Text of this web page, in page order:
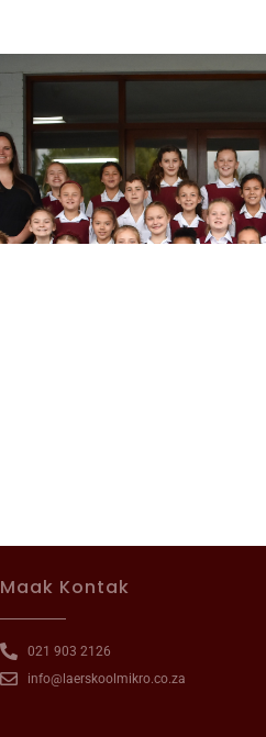
Maak Kontak
021 903 2126
info@laerskoolmikro.co.za